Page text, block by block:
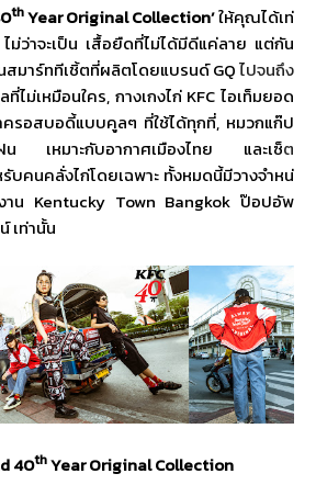
thYear Original Collection’ให้คุณได้เท่
ม่ว่าจะเป็น เสื้อยืดที่ไม่ได้มีดีแค่ลาย แต่กัน
สมาร์ททีเชิ้ตที่ผลิตโดยแบรนด์GQไปจนถึง
ลที่ไม่เหมือนใคร, กางเกงไก่ KFCไอเท็มยอด
ครอสบอดี้แบบคูลๆ ที่ใช้ได้ทุกที่, หมวกแก๊ป
เหมาะกับอากาศเมืองไทย และเซ็ต
บคนคลั่งไก่โดยเฉพาะ ทั้งหมดนี้มีวางจำหน่
าน Kentucky Town Bangkok ป๊อปอัพ
เท่านั้น
40thYear Original Collection